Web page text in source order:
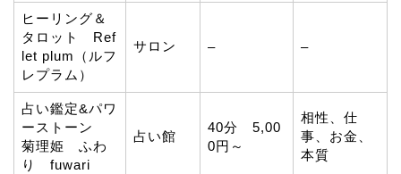
ヒーリング＆
タロット Ref
let plum（ルフ
レプラム）
サロン – –
占い鑑定&パワ
ーストーン
菊理姫 ふわ
り fuwari
占い館
40分 5,00
0円～
相性、仕
事、お金、
本質